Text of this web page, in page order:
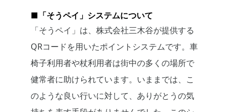
■「そうペイ」システムについて
「そうペイ」は、株式会社三木谷が提供する
QRコードを用いたポイントシステムです。車
椅子利用者や杖利用者は街中の多くの場所で
健常者に助けられています。いままでは、こ
のような良い行いに対して、ありがとうの気